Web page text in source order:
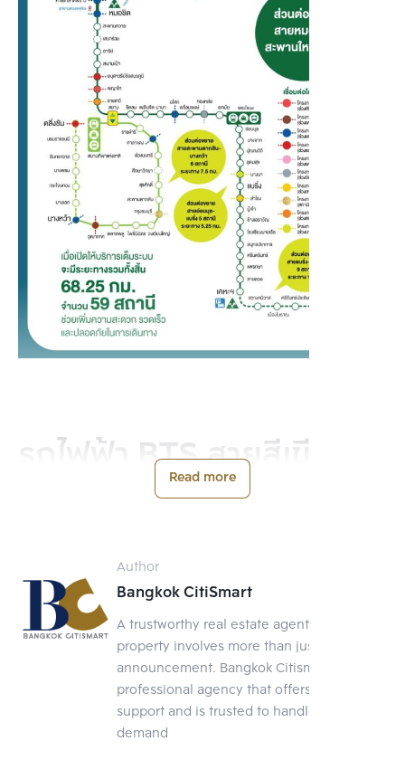
รถไฟฟ้า BTS สายสีเขียวให้
นั่งฟรีถึงวันไหน?
แบริ่ง-สมุทรปราการ จะเปิดให้บริการฟรีไปจนกว่าสัญญาสัมปทานสายสี
เขียวทั้งโครงการจะได้รับการอนุมัติจากคณะรัฐมนตรี ซึ่งจะเก็บค่า
โดยสารเริ่มต้น 15 บาท สูงสุด 65 บาทและเก็บค่าแรกเข้าครั้งเดียว
Read more
Author
Bangkok CitiSmart
A trustworthy real estate agent Selling a
property involves more than just posting an
announcement. Bangkok Citismart is a
professional agency that offers full-service
support and is trusted to handle your
demand